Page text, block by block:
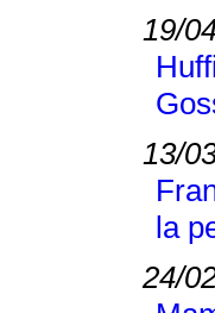
19/
13/
la
24/